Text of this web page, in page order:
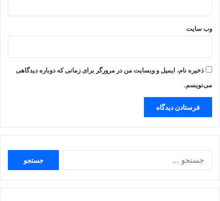
وب‌ سایت
ذخیره نام، ایمیل و وبسایت من در مرورگر برای زمانی که دوباره دیدگاهی
می‌نویسم.